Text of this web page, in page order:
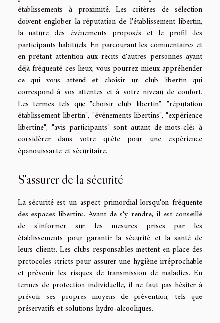
établissements à proximité. Les critères de sélection
doivent englober la réputation de l'établissement libertin,
la nature des événements proposés et le profil des
participants habituels. En parcourant les commentaires et
en prêtant attention aux récits d'autres personnes ayant
déjà fréquenté ces lieux, vous pourrez mieux appréhender
ce qui vous attend et choisir un club libertin qui
correspond à vos attentes et à votre niveau de confort.
Les termes tels que "choisir club libertin", "réputation
établissement libertin", "événements libertins", "expérience
libertine", "avis participants" sont autant de mots-clés à
considérer dans votre quête pour une expérience
épanouissante et sécuritaire.
S'assurer de la sécurité
La sécurité est un aspect primordial lorsqu'on fréquente
des espaces libertins. Avant de s'y rendre, il est conseillé
de s'informer sur les mesures prises par les
établissements pour garantir la sécurité et la santé de
leurs clients. Les clubs responsables mettent en place des
protocoles stricts pour assurer une hygiène irréprochable
et prévenir les risques de transmission de maladies. En
termes de protection individuelle, il ne faut pas hésiter à
prévoir ses propres moyens de prévention, tels que
préservatifs et solutions hydro-alcooliques.